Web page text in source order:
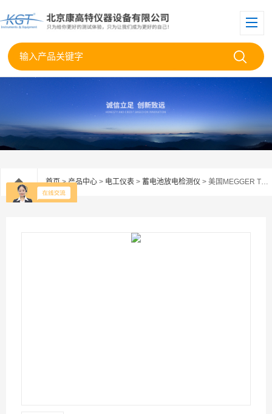
首页>产品中心 > 电工仪表 > 蓄电池放电检测仪 > 美国MEGGER TORKEL950系列蓄电池放电检测仪